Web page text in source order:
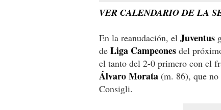
VER CALENDARIO DE LA
En la reanudación, el Juventus
de Liga Campeones del
el tanto del 2-0 primero con el
Álvaro Morata (m. 86), que
Consigli.